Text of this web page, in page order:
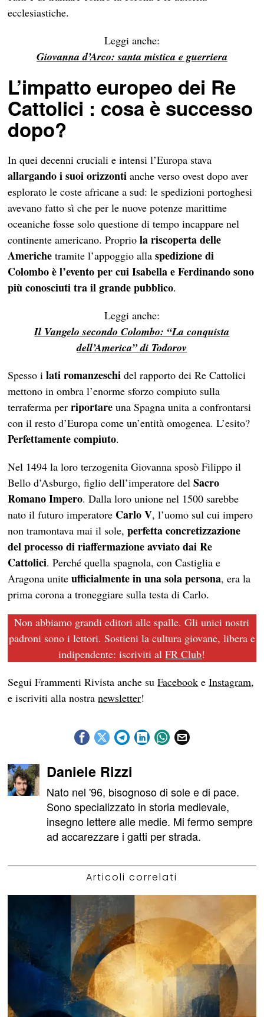
ecclesiastiche.
Leggi anche:
Giovanna d’Arco: santa mistica e guerriera
L’impatto europeo dei Re
Cattolici : cosa è successo
dopo?
In quei decenni cruciali e intensi l’Europa stava
allargando i suoi orizzonti anche verso ovest dopo aver
esplorato le coste africane a sud: le spedizioni portoghesi
avevano fatto sì che per le nuove potenze marittime
oceaniche fosse solo questione di tempo incappare nel
continente americano. Propriola riscoperta delle
Americhe tramite l’appoggio allaspedizione di
Colombo è l’evento per cui Isabella e Ferdinando sono
più conosciuti tra il grande pubblico.
Leggi anche:
Il Vangelo secondo Colombo: “La conquista
dell’America” di Todorov
Spesso ilati romanzeschi del rapporto dei Re Cattolici
mettono in ombra l’enorme sforzo compiuto sulla
terraferma perriportare una Spagna unita a confrontarsi
con il resto d’Europa come un’entità omogenea. L’esito?
Perfettamente compiuto.
Nel 1494 la loro terzogenita Giovanna sposò Filippo il
Bello d’Asburgo, figlio dell’imperatore delSacro
Romano Impero. Dalla loro unione nel 1500 sarebbe
nato il futuro imperatore Carlo V, l’uomo sul cui impero
non tramontava mai il sole,perfetta concretizzazione
del processo di riaffermazione avviato dai Re
Cattolici. Perché quella spagnola, con Castiglia e
Aragona uniteufficialmente in una sola persona, era la
prima corona a troneggiare sulla testa di Carlo.
Non abbiamo grandi editori alle spalle. Gli unici nostri
padroni sono i lettori. Sostieni la cultura giovane, libera e
indipendente: iscriviti alFR Club!
Segui Frammenti Rivista anche suFacebook eInstagram,
e iscriviti alla nostranewsletter!
Daniele Rizzi
Nato nel '96, bisognoso di sole e di pace.
Sono specializzato in storia medievale,
insegno lettere alle medie. Mi fermo sempre
ad accarezzare i gatti per strada.
Articoli correlati